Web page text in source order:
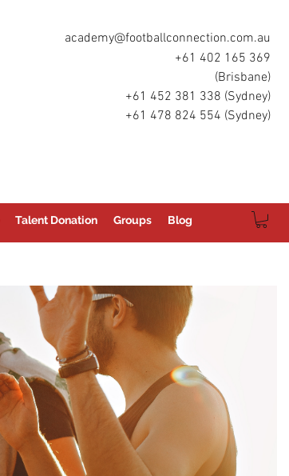
academy@footballconnection.com.au
+61 402 165 369
(Brisbane)
+61 452 381 338 (Sydney)
+61 478 824 554 (Sydney)
Talent Donation Groups Blog